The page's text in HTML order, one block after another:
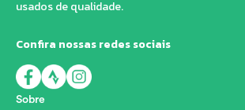
usados de qualidade.
Confira nossas redes sociais
Sobre